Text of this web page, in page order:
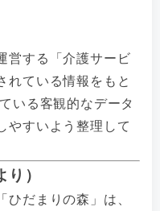
営する「介護サービ
れている情報をもと
いる客観的なデータ
やすいよう整理して
）
だまりの森」は、